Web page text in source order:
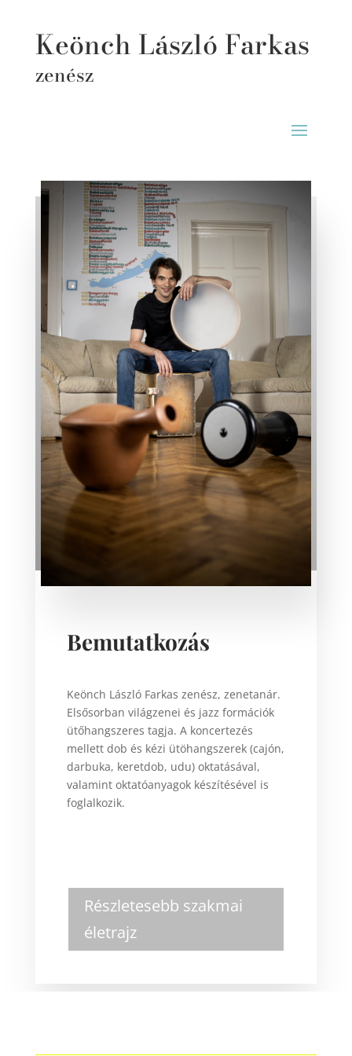
Keönch László Farkas
zenész
Bemutatkozás
Keönch László Farkas zenész, zenetanár.
Elsősorban világzenei és jazz formációk
ütőhangszeres tagja. A koncertezés
mellett dob és kézi ütöhangszerek (cajón,
darbuka, keretdob, udu) oktatásával,
valamint oktatóanyagok készítésével is
foglalkozik.
Részletesebb szakmai
életrajz